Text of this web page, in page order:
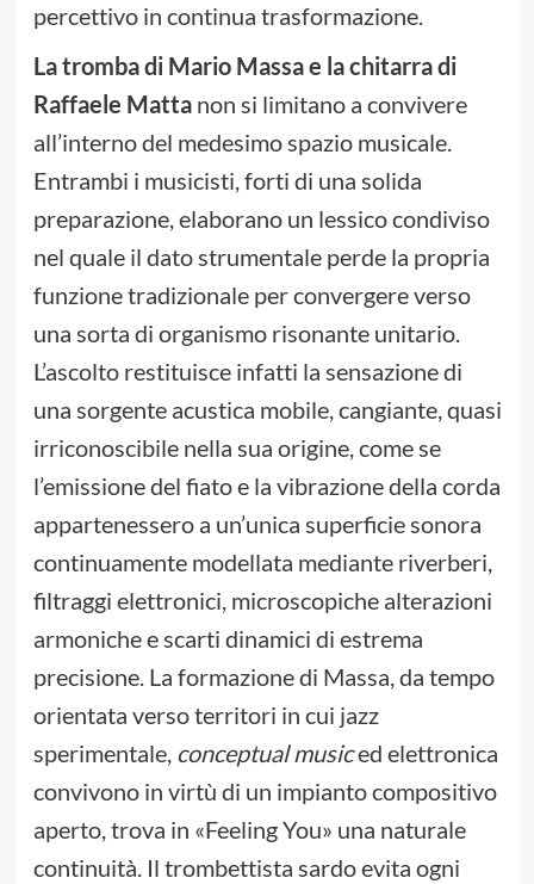
percettivo in continua trasformazione.
La tromba di Mario Massa e la chitarra di
Raffaele Matta non si limitano a convivere
all’interno del medesimo spazio musicale.
Entrambi i musicisti, forti di una solida
preparazione, elaborano un lessico condiviso
nel quale il dato strumentale perde la propria
funzione tradizionale per convergere verso
una sorta di organismo risonante unitario.
L’ascolto restituisce infatti la sensazione di
una sorgente acustica mobile, cangiante, quasi
irriconoscibile nella sua origine, come se
l’emissione del fiato e la vibrazione della corda
appartenessero a un’unica superficie sonora
continuamente modellata mediante riverberi,
filtraggi elettronici, microscopiche alterazioni
armoniche e scarti dinamici di estrema
precisione. La formazione di Massa, da tempo
orientata verso territori in cui jazz
sperimentale, conceptual musiced elettronica
convivono in virtù di un impianto compositivo
aperto, trova in «Feeling You» una naturale
continuità. Il trombettista sardo evita ogni